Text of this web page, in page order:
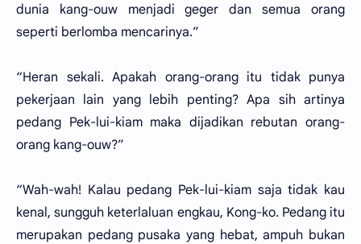
dunia kang-ouw menjadi geger dan semua orang
seperti berlomba mencarinya.”
“Heran sekali. Apakah orang-orang itu tidak punya
pekerjaan lain yang lebih penting? Apa sih artinya
pedang Pek-lui-kiam maka dijadikan rebutan orang-
orang kang-ouw?”
“Wah-wah! Kalau pedang Pek-lui-kiam saja tidak kau
kenal, sungguh keterlaluan engkau, Kong-ko. Pedang itu
merupakan pedang pusaka yang hebat, ampuh bukan